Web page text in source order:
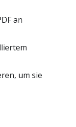
an
um sie